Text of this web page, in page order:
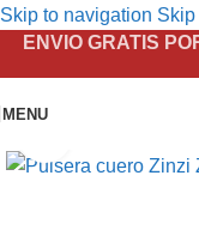
Skip to navigation Skip
ENVIO GRATIS
MENU